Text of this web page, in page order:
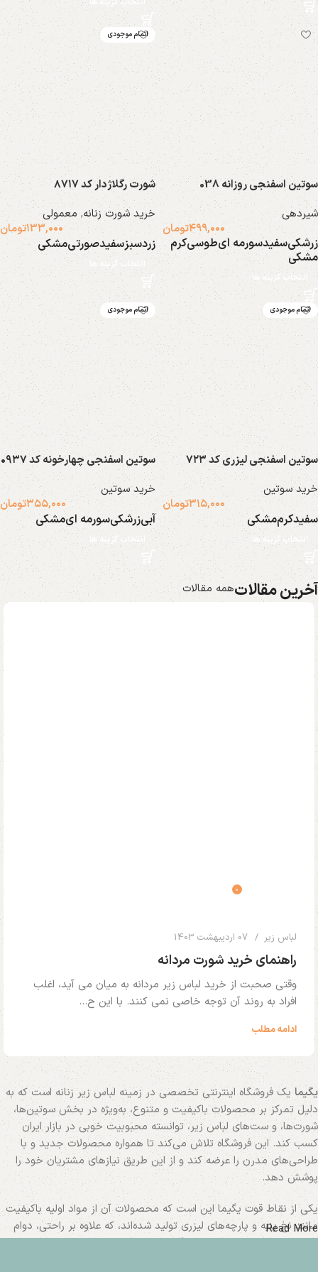
سوتین اسفنجی روزانه 038
شیردهی
۴۹۹,۰۰۰تومان
زرشکیسفیدسورمه ایطوسیکرم
مشکی
انتخاب گزینه ها
اتمام موجودی
شورت رگلاژدار کد ۸۷۱۷
خرید شورت زنانه,معمولی
۱۳۳,۰۰۰تومان
زردسبزسفیدصورتیمشکی
انتخاب گزینه ها
اتمام موجودی
سوتین اسفنجی لیزری کد ۷۲۳
خرید سوتین
۳۱۵,۰۰۰تومان
سفیدکرممشکی
انتخاب گزینه ها
اتمام موجودی
سوتین اسفنجی چهارخونه کد ۰۹۳۷
خرید سوتین
۳۵۵,۰۰۰تومان
آبیزرشکیسورمه ایمشکی
انتخاب گزینه ها
آخرین مقالاتهمه مقالات
0
لباس زیر 07 اردیبهشت 1403
راهنمای خرید شورت مردانه
وقتی صحبت از خرید لباس زیر مردانه به میان می آید، اغلب
افراد به روند آن توجه خاصی نمی کنند. با این ح...
ادامه مطلب
یگیمایک فروشگاه اینترنتی تخصصی در زمینه لباس زیر زنانه است که به
دلیل تمرکز بر محصولات باکیفیت و متنوع، به‌ویژه در بخش سوتین‌ها،
شورت‌ها، و ست‌های لباس زیر، توانسته محبوبیت خوبی در بازار ایران
کسب کند. این فروشگاه تلاش می‌کند تا همواره محصولات جدید و با
طراحی‌های مدرن را عرضه کند و از این طریق نیازهای مشتریان خود را
پوشش دهد.
یکی از نقاط قوت یگیما این است که محصولات آن از مواد اولیه باکیفیت
مانند نخ پنبه و پارچه‌های لیزری تولید شده‌اند، که علاوه بر راحتی، دوام
بالایی نیز دارند. همچنین فروشگاه، مجموعه‌ای از لباس‌های ورزشی و
Read More